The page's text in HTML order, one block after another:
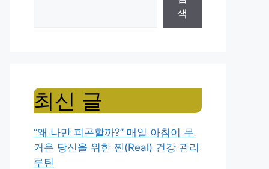
색
최신 글
“왜 나만 피곤할까?” 매일 아침이 무
거운 당신을 위한 찐(Real) 건강 관리
루틴